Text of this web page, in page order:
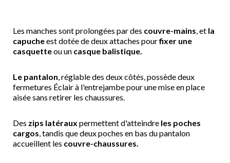
Les manches sont prolongées par des couvre-mains , et la
capucheest dotée de deux attaches pourfixer une
casquetteou un casque balistique
Le pantalon , réglable des deux côtés, possède deux
fermetures Éclair à l'entrejambe pour une mise en place
aisée sans retirer les chaussures.
Des zips latéraux permettent d'atteindre les poches
cargos , tandis que deux poches en bas du pantalon
accueillent les couvre-chaussures.